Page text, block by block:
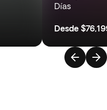
Días
Desde